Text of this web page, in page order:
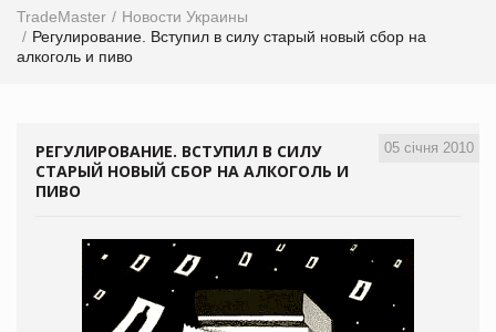
TradeMaster
Новости Украины
Регулирование. Вступил в силу старый новый сбор на
алкоголь и пиво
05 січня 2010
РЕГУЛИРОВАНИЕ. ВСТУПИЛ В СИЛУ
СТАРЫЙ НОВЫЙ СБОР НА АЛКОГОЛЬ И
ПИВО